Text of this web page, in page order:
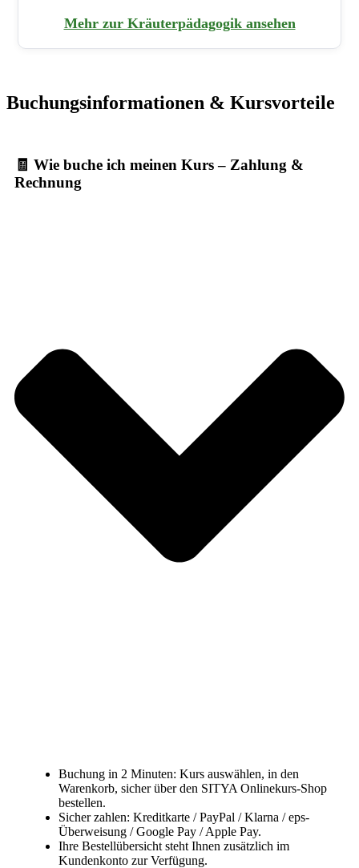
Mehr zur Kräuterpädagogik ansehen
Buchungsinformationen & Kursvorteile
🧾 Wie buche ich meinen Kurs – Zahlung &
Rechnung
Buchung in 2 Minuten: Kurs auswählen, in den
Warenkorb, sicher über den SITYA Onlinekurs-Shop
bestellen.
Sicher zahlen: Kreditkarte / PayPal / Klarna / eps-
Überweisung / Google Pay / Apple Pay.
Ihre Bestellübersicht steht Ihnen zusätzlich im
Kundenkonto zur Verfügung.